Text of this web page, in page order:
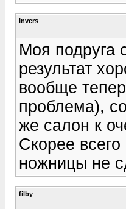
Invers
Моя подруга
результат
вообще
проблема),
же салон к
Скорее
ножницы не
filby